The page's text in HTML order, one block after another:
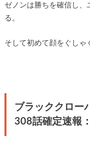
ゼノンは勝ちを確信し、
る。
そして初めて顔をぐしゃ
ブラッククロー
308話確定速報